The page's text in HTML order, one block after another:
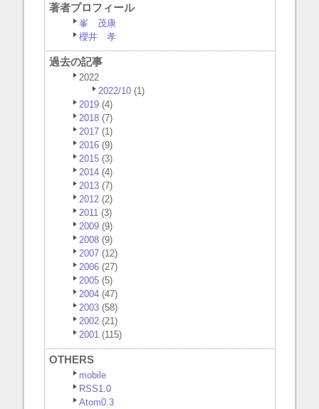
著者プロフィール
峯 茂康
櫻井 孝
過去の記事
2022
2022/10(1)
2019(4)
2018(7)
2017(1)
2016(9)
2015(3)
2014(4)
2013(7)
2012(2)
2011 (3)
2009(9)
2008(9)
2007(12)
2006(27)
2005(5)
2004(47)
2003(58)
2002(21)
2001 (115)
OTHERS
mobile
RSS1.0
Atom0.3